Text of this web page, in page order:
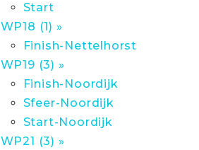
Start
WP18 (1) »
Finish-Nettelhorst
WP19 (3) »
Finish-Noordijk
Sfeer-Noordijk
Start-Noordijk
WP21 (3) »